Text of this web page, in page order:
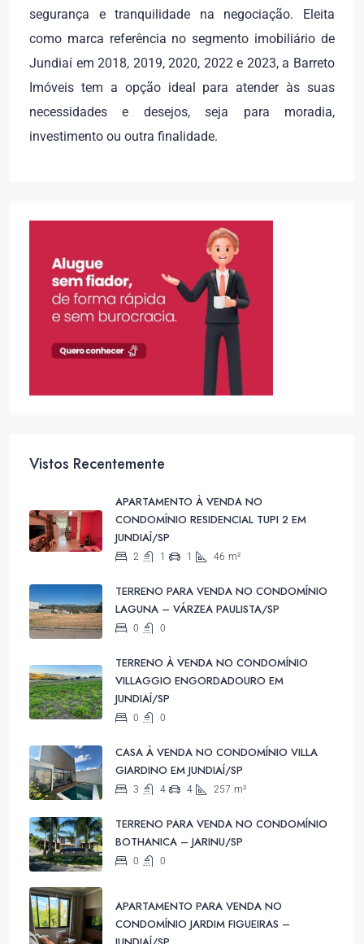
segurança e tranquilidade na negociação. Eleita
como marca referência no segmento imobiliário de
Jundiaí em 2018, 2019, 2020, 2022 e 2023, a Barreto
Imóveis tem a opção ideal para atender às suas
necessidades e desejos, seja para moradia,
investimento ou outra finalidade.
Vistos Recentemente
APARTAMENTO À VENDA NO
CONDOMÍNIO RESIDENCIAL TUPI 2 EM
JUNDIAÍ/SP
2 1 1 46 m²
TERRENO PARA VENDA NO CONDOMÍNIO
LAGUNA – VÁRZEA PAULISTA/SP
0 0
TERRENO À VENDA NO CONDOMÍNIO
VILLAGGIO ENGORDADOURO EM
JUNDIAÍ/SP
0 0
CASA À VENDA NO CONDOMÍNIO VILLA
GIARDINO EM JUNDIAÍ/SP
3 4 4 257 m²
TERRENO PARA VENDA NO CONDOMÍNIO
BOTHANICA – JARINU/SP
0 0
APARTAMENTO PARA VENDA NO
CONDOMÍNIO JARDIM FIGUEIRAS –